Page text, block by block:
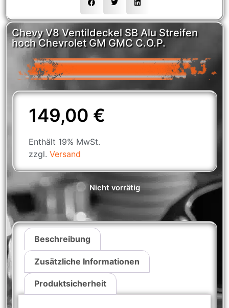
Chevy V8 Ventildeckel SB Alu Streifen
hoch Chevrolet GM GMC C.O.P.
149,00 €
Enthält 19% MwSt.
zzgl. Versand
Nicht vorrätig
Beschreibung
Zusätzliche Informationen
Produktsicherheit